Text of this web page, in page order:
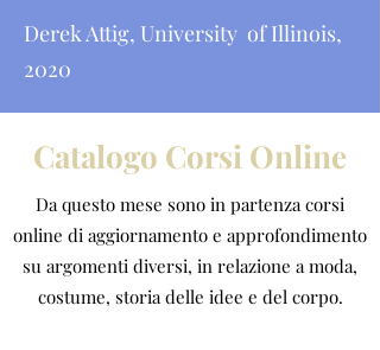
Derek Attig, University of Illinois,
2020
Catalogo Corsi Online
Da questo mese sono in partenza corsi
online di aggiornamento e approfondimento
su argomenti diversi, in relazione a moda,
costume, storia delle idee e del corpo.